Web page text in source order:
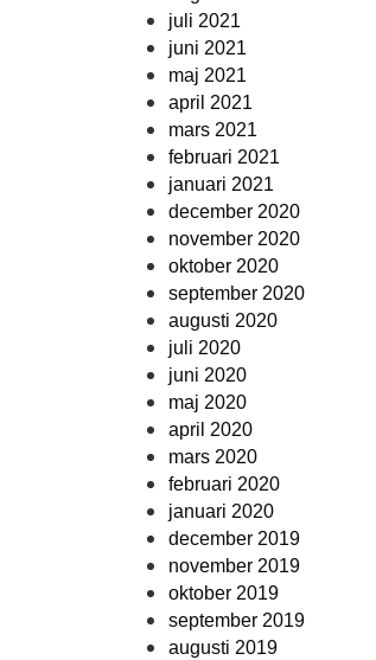
juli 2021
juni 2021
maj 2021
april 2021
mars 2021
februari 2021
januari 2021
december 2020
november 2020
oktober 2020
september 2020
augusti 2020
juli 2020
juni 2020
maj 2020
april 2020
mars 2020
februari 2020
januari 2020
december 2019
november 2019
oktober 2019
september 2019
augusti 2019